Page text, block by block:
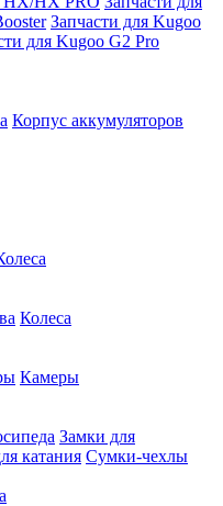
Запчасти для Kugoo
для Kugoo G2 Pro
Корпус аккумуляторов
Колеса
Камеры
Замки для
катания Сумки-чехлы